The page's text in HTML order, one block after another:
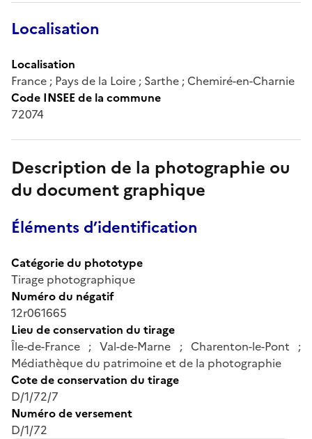
Localisation
Localisation
France ; Pays de la Loire ; Sarthe ; Chemiré-en-Charnie
Code INSEE de la commune
72074
Description de la photographie ou
du document graphique
Éléments d’identification
Catégorie du phototype
Tirage photographique
Numéro du négatif
12r061665
Lieu de conservation du tirage
Île-de-France ; Val-de-Marne ; Charenton-le-Pont ;
Médiathèque du patrimoine et de la photographie
Cote de conservation du tirage
D/1/72/7
Numéro de versement
D/1/72